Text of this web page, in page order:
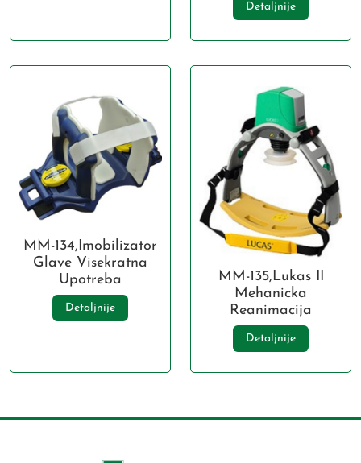
Detaljnije
MM-134,Imobilizator
Glave Visekratna
Upotreba
Detaljnije
MM-135,Lukas II
Mehanicka
Reanimacija
Detaljnije